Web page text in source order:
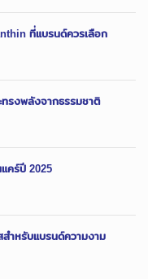
ที่แบรนด์ควรเลือก
รงพลังจากธรรมชาติ
คร์ปี 2025
สำหรับแบรนด์ความงาม